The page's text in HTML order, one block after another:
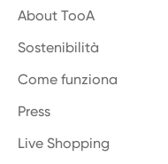
About TooA
Sostenibilità
Come funziona
Press
Live Shopping